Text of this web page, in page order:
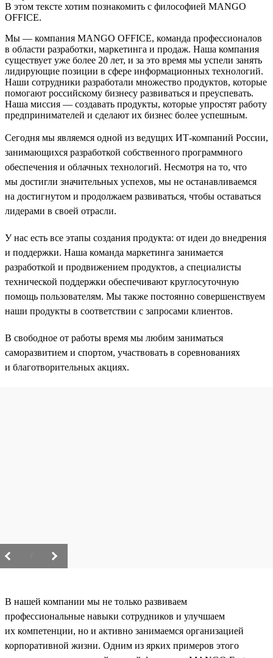
В этом тексте хотим познакомить с философией MANGO
OFFICE.
Мы — компания MANGO OFFICE, команда профессионалов
в области разработки, маркетинга и продаж. Наша компания
существует уже более 20 лет, и за это время мы успели занять
лидирующие позиции в сфере информационных технологий.
Наши сотрудники разработали множество продуктов, которые
помогают российскому бизнесу развиваться и преуспевать.
Наша миссия — создавать продукты, которые упростят работу
предпринимателей и сделают их бизнес более успешным.
Сегодня мы являемся одной из ведущих ИТ-компаний России,
занимающихся разработкой собственного программного
обеспечения и облачных технологий. Несмотря на то, что
мы достигли значительных успехов, мы не останавливаемся
на достигнутом и продолжаем развиваться, чтобы оставаться
лидерами в своей отрасли.
У нас есть все этапы создания продукта: от идеи до внедрения
и поддержки. Наша команда маркетинга занимается
разработкой и продвижением продуктов, а специалисты
технической поддержки обеспечивают круглосуточную
помощь пользователям. Мы также постоянно совершенствуем
наши продукты в соответствии с запросами клиентов.
В свободное от работы время мы любим заниматься
саморазвитием и спортом, участвовать в соревнованиях
и благотворительных акциях.
В нашей компании мы не только развиваем
профессиональные навыки сотрудников и улучшаем
их компетенции, но и активно занимаемся организацией
корпоративной жизни. Одним из ярких примеров этого